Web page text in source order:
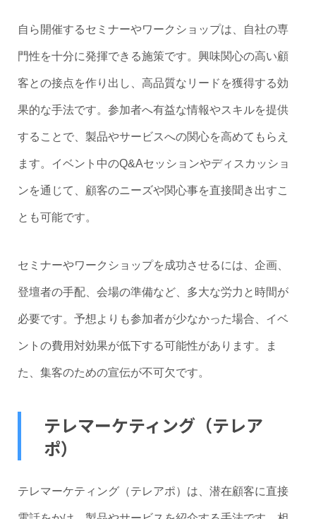
自ら開催するセミナーやワークショップは、自社の専
門性を十分に発揮できる施策です。興味関心の高い顧
客との接点を作り出し、高品質なリードを獲得する効
果的な手法です。参加者へ有益な情報やスキルを提供
することで、製品やサービスへの関心を高めてもらえ
ます。イベント中のQ&Aセッションやディスカッショ
ンを通じて、顧客のニーズや関心事を直接聞き出すこ
とも可能です。
セミナーやワークショップを成功させるには、企画、
登壇者の手配、会場の準備など、多大な労力と時間が
必要です。予想よりも参加者が少なかった場合、イベ
ントの費用対効果が低下する可能性があります。ま
た、集客のための宣伝が不可欠です。
テレマーケティング（テレア
ポ）
テレマーケティング（テレアポ）は、潜在顧客に直接